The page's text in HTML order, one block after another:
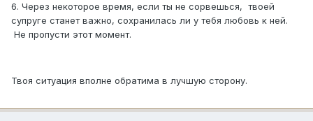
6. Через некоторое время, если ты не сорвешься, твоей
супруге станет важно, сохранилась ли у тебя любовь к ней.
Не пропусти этот момент.
Твоя ситуация вполне обратима в лучшую сторону.